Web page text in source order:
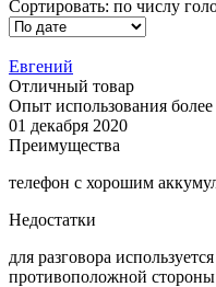
Сортировать: по числу
Евгений
Отличный товар
Опыт использования более
01 декабря 2020
Преимущества
телефон с хорошим
Недостатки
для разговора
противоположной стороны